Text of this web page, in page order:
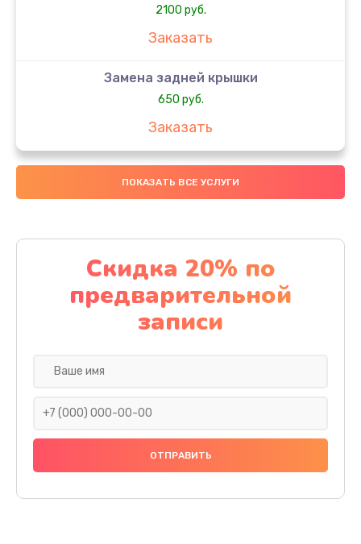
2100 руб.
Заказать
Замена задней крышки
650 руб.
Заказать
Замена аккумулятора
4000 руб.
Замена материнской платы
1100 руб.
Заказать
Замена праймера
1000 руб.
ПОКАЗАТЬ ВСЕ УСЛУГИ
Скидка 20% по
предварительной
записи